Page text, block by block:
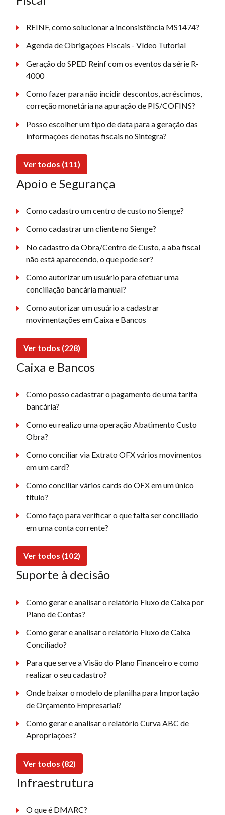
REINF, como solucionar a inconsistência MS1474?
Agenda de Obrigações Fiscais - Vídeo Tutorial
Geração do SPED Reinf com os eventos da série R-
4000
Como fazer para não incidir descontos, acréscimos,
correção monetária na apuração de PIS/COFINS?
Posso escolher um tipo de data para a geração das
informações de notas fiscais no Sintegra?
Ver todos (111)
Apoio e Segurança
Como cadastro um centro de custo no Sienge?
Como cadastrar um cliente no Sienge?
No cadastro da Obra/Centro de Custo, a aba fiscal
não está aparecendo, o que pode ser?
Como autorizar um usuário para efetuar uma
conciliação bancária manual?
Como autorizar um usuário a cadastrar
movimentações em Caixa e Bancos
Ver todos (228)
Caixa e Bancos
Como posso cadastrar o pagamento de uma tarifa
bancária?
Como eu realizo uma operação Abatimento Custo
Obra?
Como conciliar via Extrato OFX vários movimentos
em um card?
Como conciliar vários cards do OFX em um único
título?
Como faço para verificar o que falta ser conciliado
em uma conta corrente?
Ver todos (102)
Suporte à decisão
Como gerar e analisar o relatório Fluxo de Caixa por
Plano de Contas?
Como gerar e analisar o relatório Fluxo de Caixa
Conciliado?
Para que serve a Visão do Plano Financeiro e como
realizar o seu cadastro?
Onde baixar o modelo de planilha para Importação
de Orçamento Empresarial?
Como gerar e analisar o relatório Curva ABC de
Apropriações?
Ver todos (82)
Infraestrutura
O que é DMARC?